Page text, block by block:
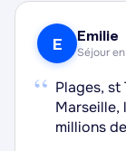
E Emilie
Séjour
“ Plages,
Marseille,
millions